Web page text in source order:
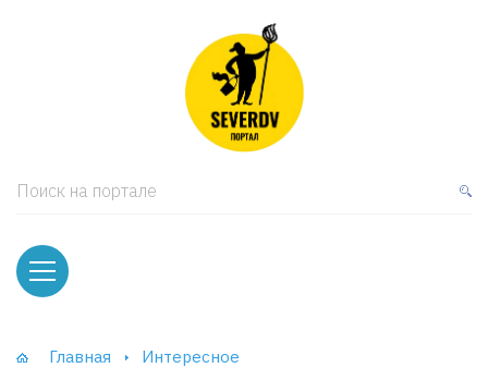
Поиск на портале
Главная Интересное
и тумбы